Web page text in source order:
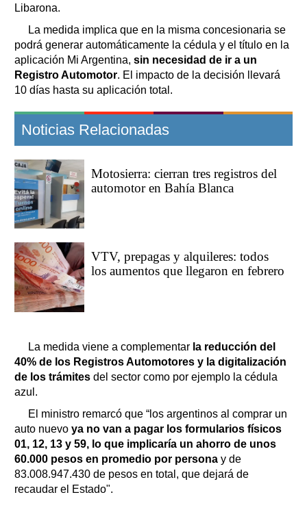
Fúnebres
Edictos
Teléfonos de urgencia
Libarona.
La medida implica que en la misma concesionaria se
podrá generar automáticamente la cédula y el título en la
aplicación Mi Argentina, sin necesidad de ir a un
Registro Automotor. El impacto de la decisión llevará
10 días hasta su aplicación total.
Noticias Relacionadas
Motosierra: cierran tres registros del
automotor en Bahía Blanca
VTV, prepagas y alquileres: todos
los aumentos que llegaron en febrero
La medida viene a complementar la reducción del
40% de los Registros Automotores y la digitalización
de los trámites del sector como por ejemplo la cédula
azul.
El ministro remarcó que “los argentinos al comprar un
auto nuevo ya no van a pagar los formularios físicos
01, 12, 13 y 59, lo que implicaría un ahorro de unos
60.000 pesos en promedio por persona y de
83.008.947.430 de pesos en total, que dejará de
recaudar el Estado".